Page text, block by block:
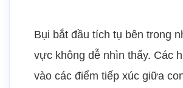
Bụi bắt đầu tích tụ bên trong
vực không dễ nhìn thấy. Các
vào các điểm tiếp xúc giữa